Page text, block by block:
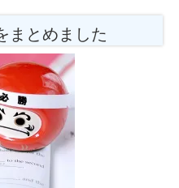
まとめました